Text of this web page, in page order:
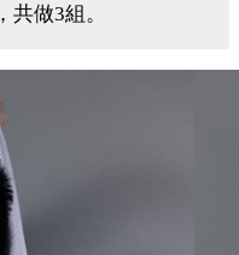
共做3組。